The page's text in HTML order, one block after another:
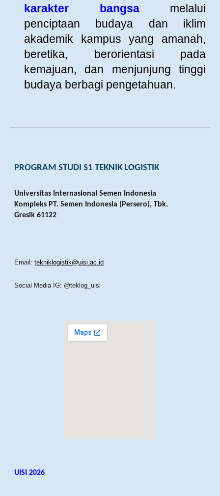
karakter bangsamelalui
penciptaan budaya dan iklim
akademik kampus yang amanah,
beretika, berorientasi pada
kemajuan, dan menjunjung tinggi
budaya berbagi pengetahuan.
PROGRAM STUDI S1 TEKNIK LOGISTIK
Universitas Internasional Semen Indonesia
Kompleks PT. Semen Indonesia (Persero), Tbk.
Gresik 61122
Email:tekniklogistik@uisi.ac.id
Social Media IG: @teklog_uisi
UISI 2026